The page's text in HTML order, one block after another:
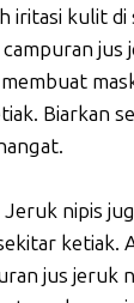
iritasi kulit di
jus
Biarkan
nipis
ketiak.
jus jeruk